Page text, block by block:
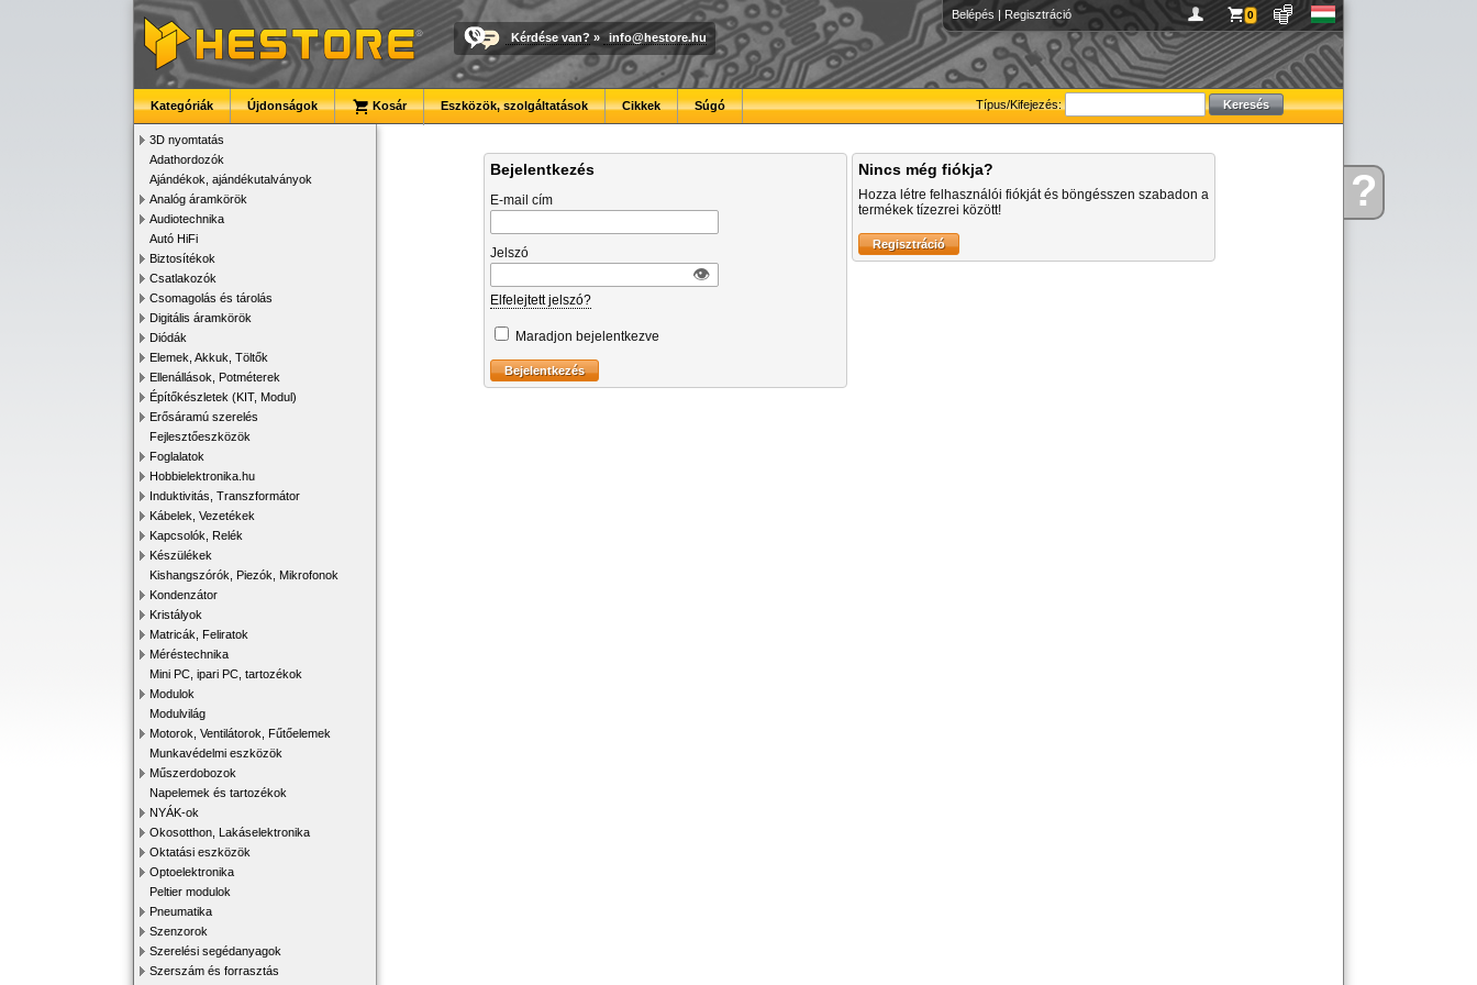
Kérdése?
Belépés | Regisztráció 0
Kérdése van? » info@hestore.hu
Típus/Kifejezés:
Kategóriák Újdonságok Kosár Eszközök, szolgáltatások Cikkek Súgó
3D nyomtatás
Adathordozók
Ajándékok, ajándékutalványok
Analóg áramkörök
Audiotechnika
Autó HiFi
Biztosítékok
Csatlakozók
Csomagolás és tárolás
Digitális áramkörök
Diódák
Elemek, Akkuk, Töltők
Ellenállások, Potméterek
Építőkészletek (KIT, Modul)
Erősáramú szerelés
Fejlesztőeszközök
Foglalatok
Hobbielektronika.hu
Induktivitás, Transzformátor
Kábelek, Vezetékek
Kapcsolók, Relék
Készülékek
Kishangszórók, Piezók, Mikrofonok
Kondenzátor
Kristályok
Matricák, Feliratok
Méréstechnika
Mini PC, ipari PC, tartozékok
Modulok
Modulvilág
Motorok, Ventilátorok, Fűtőelemek
Munkavédelmi eszközök
Műszerdobozok
Napelemek és tartozékok
NYÁK-ok
Okosotthon, Lakáselektronika
Oktatási eszközök
Optoelektronika
Peltier modulok
Pneumatika
Szenzorok
Szerelési segédanyagok
Szerszám és forrasztás
Bejelentkezés
E-mail cím
Jelszó
👁︎
Elfelejtett jelszó?
Maradjon bejelentkezve
Nincs még fiókja?
Hozza létre felhasználói fiókját és böngésszen szabadon a
termékek tízezrei között!